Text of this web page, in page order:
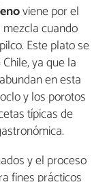
viene por el
cuando
Este plato se
ya que la
en esta
y los porotos
típicas de
y el proceso
fines prácticos